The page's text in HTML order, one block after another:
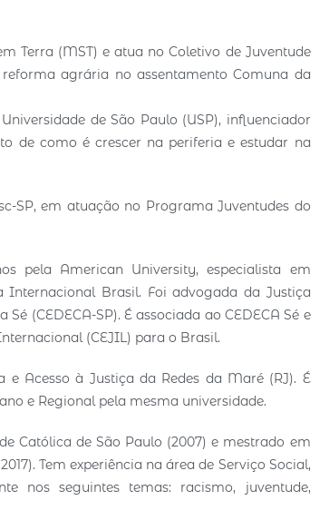
Terra (MST) e atua no Coletivo de Juventude
agrária no assentamento Comuna da
de São Paulo (USP), influenciador
de como é crescer na periferia e estudar na
SP, em atuação no Programa Juventudes do
pela American University, especialista em
Brasil. Foi advogada da Justiça
(CEDECA-SP). É associada ao CEDECA Sé e
(CEJIL) para o Brasil.
Acesso à Justiça da Redes da Maré (RJ). É
e Regional pela mesma universidade.
Católica de São Paulo (2007) e mestrado em
Tem experiência na área de Serviço Social,
nos seguintes temas: racismo, juventude,